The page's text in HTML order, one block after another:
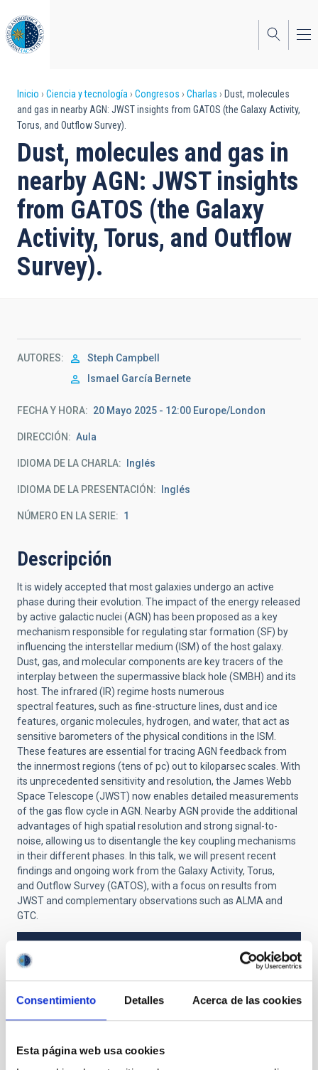
Consentimiento Detalles Acerca de las cookies
Esta página web usa cookies
al
contenido
principal
Sobrescribir
enlaces
de
ayuda
a
la
navegación
Inicio Ciencia y tecnología Congresos Charlas
Dust, molecules
and gas in nearby AGN: JWST insights from GATOS (the Galaxy Activity,
Torus, and Outflow Survey).
Dust, molecules and gas in
nearby AGN: JWST insights
from GATOS (the Galaxy
Activity, Torus, and Outflow
Survey).
AUTORES
Steph Campbell
Ismael García Bernete
FECHA Y HORA 20 Mayo 2025 - 12:00 Europe/London
DIRECCIÓN Aula
IDIOMA DE LA CHARLA Inglés
IDIOMA DE LA PRESENTACIÓN Inglés
NÚMERO EN LA SERIE 1
Descripción
It is widely accepted that most galaxies undergo an active
phase during their evolution. The impact of the energy released
by active galactic nuclei (AGN) has been proposed as a key
mechanism responsible for regulating star formation (SF) by
influencing the interstellarmedium (ISM) of the host galaxy.
Dust, gas, and molecular components are key tracers of the
interplay between the supermassive black hole (SMBH) and its
host. The infrared (IR) regime hosts numerous
spectral features, such as fine-structure lines, dust and ice
features, organicmolecules, hydrogen, and water, that act as
sensitive barometers ofthe physical conditions in the ISM.
These features are essential fortracing AGN feedback from
the innermost regions (tens of pc) out to kiloparsec scales. With
its unprecedented sensitivity and resolution, the James Webb
Space Telescope (JWST) now enables detailed measurements
of the gas flow cycle in AGN. Nearby AGN provide the additional
advantages of high spatial resolution and strong signal-to-
noise, allowing us to disentangle the key coupling mechanisms
in their different phases. In this talk, we will presentrecent
findings and ongoing work from the Galaxy Activity, Torus,
and Outflow Survey (GATOS), with a focus on results from
JWST and complementary observations such as ALMA and
GTC.